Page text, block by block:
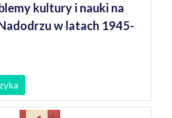
kultury i nauki na
w latach 1945-